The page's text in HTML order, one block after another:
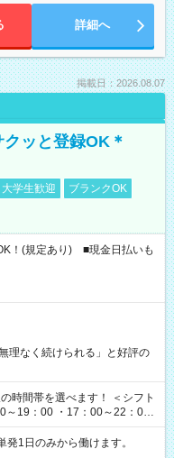
詳細へ
掲載日：2026.08.07
ッと登録OK＊
大学生歓迎
ブランクOK
！(規定あり) ■現金日払いも
理なく続けられる」と好評の
～19：00 ・17：00～22：00
6：00 など
1日のみから働けます。